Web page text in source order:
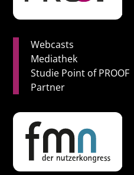
Webcasts
Mediathek
Studie Point of PROOF
Partner